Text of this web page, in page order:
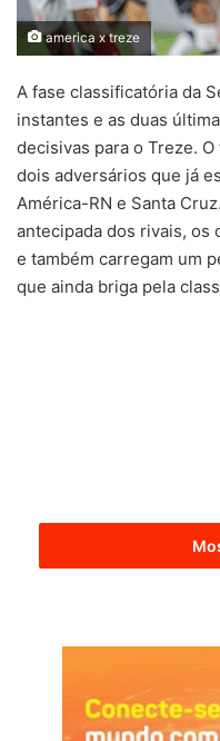
america x treze
A fase classificatória da
instantes e as duas
decisivas para o Treze.
dois adversários que já
América-RN e Santa
antecipada dos rivais,
e também carregam um
que ainda briga pela